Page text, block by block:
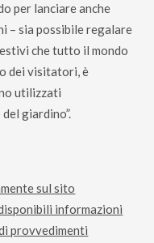
per lanciare anche
– sia possibile regalare
che tutto il mondo
dei visitatori, è
utilizzati
giardino”.
sul sito
informazioni
provvedimenti